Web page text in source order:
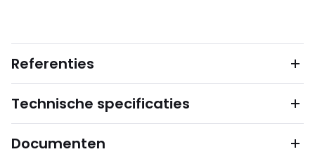
Referenties
Technische specificaties
Documenten